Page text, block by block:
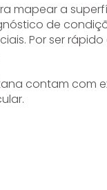
mapear a
de
Por ser
contam com